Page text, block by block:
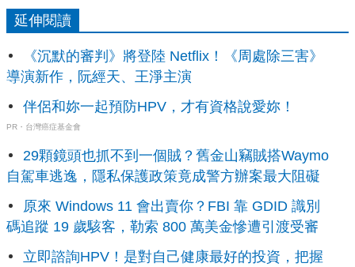
延伸閱讀
《沉默的審判》將登陸 Netflix！《周處除三害》
導演新作，阮經天、王淨主演
伴侶和妳一起預防HPV，才有資格說愛妳！
PR・台灣癌症基金會
29顆鏡頭也抓不到一個賊？舊金山竊賊搭Waymo
自駕車逃逸，隱私保護政策竟成警方辦案最大阻礙
原來 Windows 11 會出賣你？FBI 靠 GDID 識別
碼追蹤 19 歲駭客，勒索 800 萬美金慘遭引渡受審
立即諮詢HPV！是對自己健康最好的投資，把握